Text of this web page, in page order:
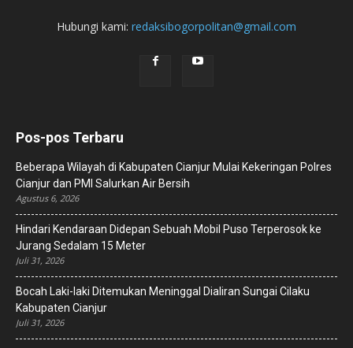
Hubungi kami: redaksibogorpolitan@gmail.com
Pos-pos Terbaru
Beberapa Wilayah di Kabupaten Cianjur Mulai Kekeringan Polres
Cianjur dan PMI Salurkan Air Bersih
Agustus 6, 2026
Hindari Kendaraan Didepan Sebuah Mobil Puso Terperosok ke
Jurang Sedalam 15 Meter
Juli 31, 2026
Bocah Laki-laki Ditemukan Meninggal Dialiran Sungai Cilaku
Kabupaten Cianjur
Juli 31, 2026